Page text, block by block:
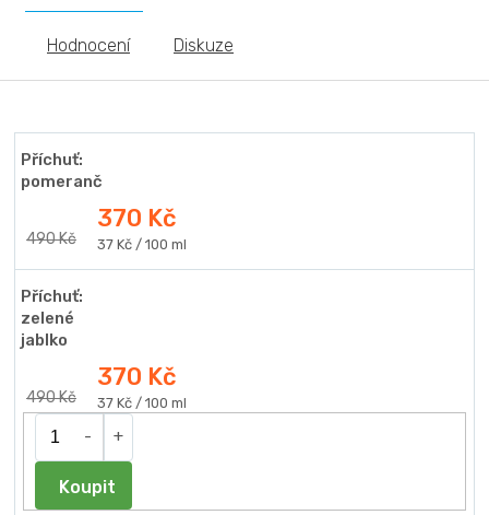
Hodnocení Diskuze
Příchuť:
pomeranč
490 Kč
370 Kč
Měrná
37 Kč / 100 ml
Příchuť:
zelené
jablko
490 Kč
370 Kč
Měrná
cena:
37 Kč / 100 ml
Do košíku